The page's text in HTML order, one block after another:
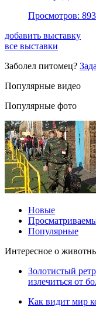
Просмотров: 893
добавить выставку
все выставки
Заболел питомец?
Популярные видео
Популярные фото
Новые
Популярные
Интересное о
Золотистый
излечиться от
Как видит мир